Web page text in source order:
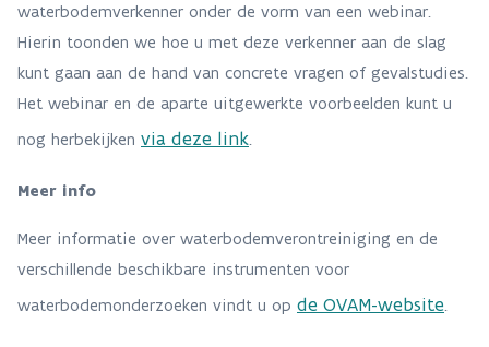
waterbodemverkenner onder de vorm van een webinar.
Hierin toonden we hoe u met deze verkenner aan de slag
kunt gaan aan de hand van concrete vragen of gevalstudies.
Het webinar en de aparte uitgewerkte voorbeelden kunt u
nog herbekijken via deze link.
Meer info
Meer informatie over waterbodemverontreiniging en de
verschillende beschikbare instrumenten voor
waterbodemonderzoeken vindt u op de OVAM-website.